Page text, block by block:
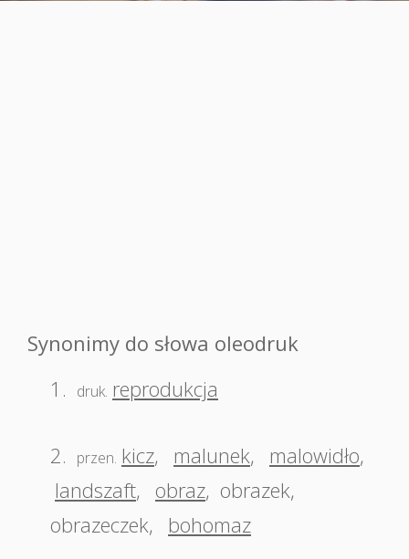
Synonimy do słowa oleodruk
1.
druk. reprodukcja
2. przen. kicz, malunek, malowidło,
landszaft, obraz, obrazek,
obrazeczek, bohomaz